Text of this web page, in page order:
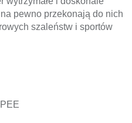
pewno przekonają do nich
szaleństw i sportów